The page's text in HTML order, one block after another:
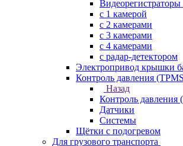
Видеорегистраторы
с 1 камерой
с 2 камерами
с 3 камерами
с 4 камерами
с радар-детектором
Электропривод крышки
Контроль давления
Назад
Контроль давления
Датчики
Системы
Щётки с подогревом
Для грузового транспорта